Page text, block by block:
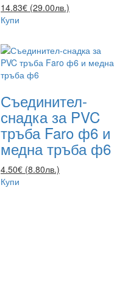
14.83€ (29.00лв.)
Купи
Съединител-
снадка за PVC
тръба Faro ф6 и
медна тръба ф6
4.50€ (8.80лв.)
Купи